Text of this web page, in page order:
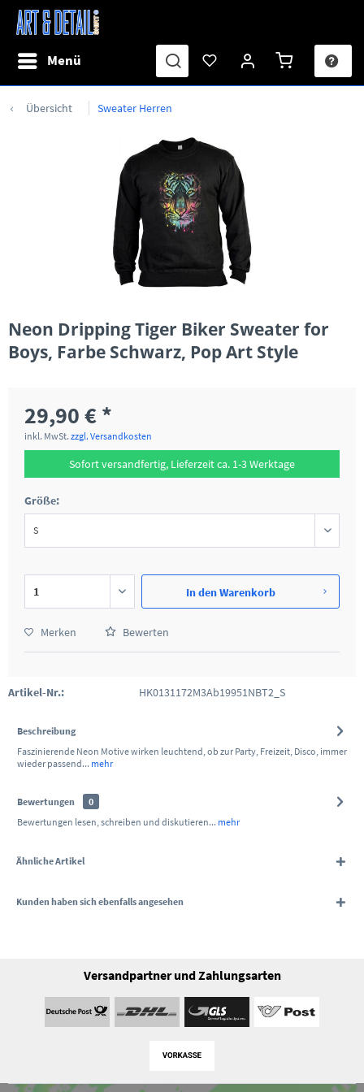
Menü
Übersicht Sweater Herren
Neon Dripping Tiger Biker Sweater for
Boys, Farbe Schwarz, Pop Art Style
29,90 € *
inkl. MwSt. zzgl. Versandkosten
Sofort versandfertig, Lieferzeit ca. 1-3 Werktage
Größe:
In denWarenkorb
Merken Bewerten
Artikel-Nr.: HK0131172M3Ab19951NBT2_S
Beschreibung
Faszinierende Neon Motive wirken leuchtend, ob zur Party, Freizeit, Disco, immer
wieder passend... mehr
Bewertungen
0
Bewertungen lesen, schreiben und diskutieren... mehr
Ähnliche Artikel
Kunden haben sich ebenfalls angesehen
Versandpartner und Zahlungsarten